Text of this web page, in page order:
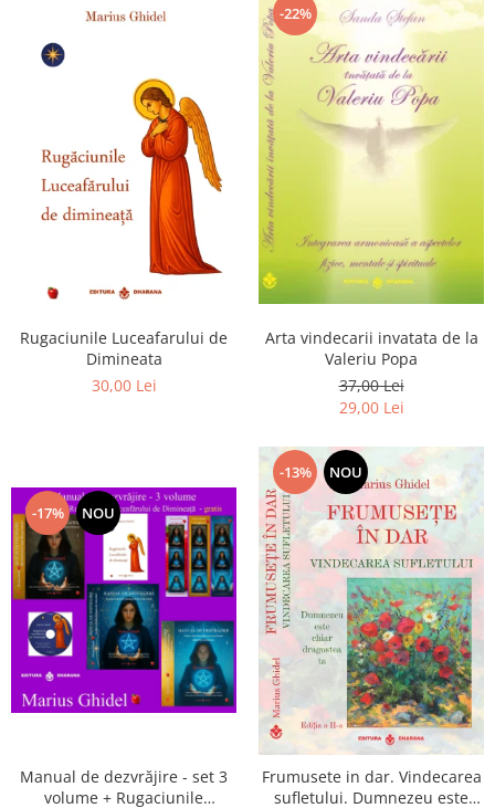
Rugaciunile Luceafarului de
Dimineata
30,00 Lei
-22%
Arta vindecarii invatata de la
Valeriu Popa
37,00 Lei
29,00 Lei
-17% NOU
Manual de dezvrăjire - set 3
volume + Rugaciunile
-13% NOU
Frumusete in dar. Vindecarea
sufletului. Dumnezeu este